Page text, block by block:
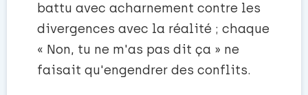
battu avec acharnement contre les
divergences avec la réalité ; chaque
« Non, tu ne m'as pas dit ça » ne
faisait qu'engendrer des conflits.